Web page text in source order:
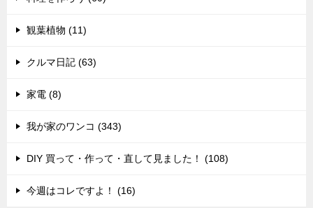
観葉植物 (11)
クルマ日記 (63)
家電 (8)
我が家のワンコ (343)
DIY 買って・作って・直して見ました！ (108)
今週はコレですよ！ (16)